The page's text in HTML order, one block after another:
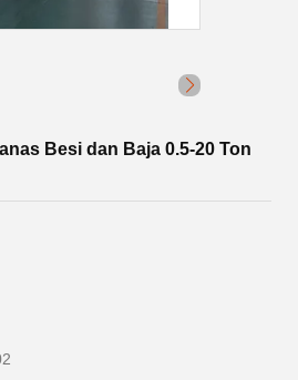
Besi dan Baja 0.5-20 Ton